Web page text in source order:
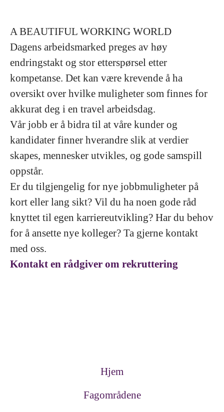
A BEAUTIFUL WORKING WORLD
Dagens arbeidsmarked preges av høy
endringstakt og stor etterspørsel etter
kompetanse. Det kan være krevende å ha
oversikt over hvilke muligheter som finnes for
akkurat deg i en travel arbeidsdag.
Vår jobb er å bidra til at våre kunder og
kandidater finner hverandre slik at verdier
skapes, mennesker utvikles, og gode samspill
oppstår.
Er du tilgjengelig for nye jobbmuligheter på
kort eller lang sikt? Vil du ha noen gode råd
knyttet til egen karriereutvikling? Har du behov
for å ansette nye kolleger? Ta gjerne kontakt
med oss.
Kontakt en rådgiver om rekruttering
Hjem
Fagområdene